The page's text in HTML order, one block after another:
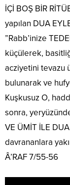
İÇİ BOŞ BİR
yapılan DUA
”Rabb’inize
küçülerek,
acziyetini tevazu
bulunarak ve
Kuşkusuz O,
sonra,
VE ÜMİT İLE
davrananlara
Â’RAF 7/55-56